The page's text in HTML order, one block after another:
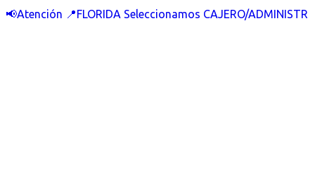
📢Atención 📍FLORIDA Seleccionamos CAJERO/ADMINISTR